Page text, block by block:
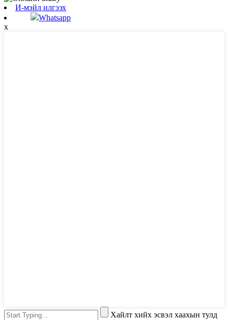
И-мэйл илгээх
Whatsapp
x
Хайлт хийх эсвэл хаахын тулд